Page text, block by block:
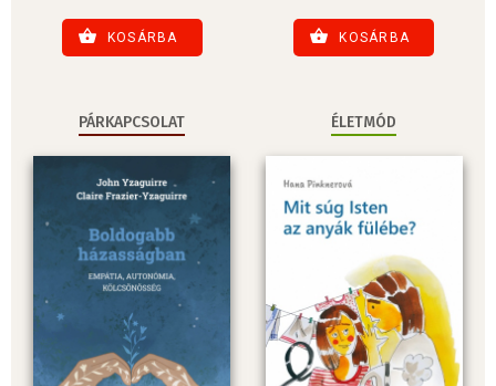
KOSÁRBA KOSÁRBA
PÁRKAPCSOLAT ÉLETMÓD